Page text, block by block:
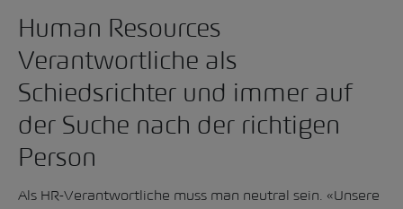
Human Resources
Verantwortliche als
Schiedsrichter und immer auf
der Suche nach der richtigen
Person
Als HR-Verantwortliche muss man neutral sein. «Unsere